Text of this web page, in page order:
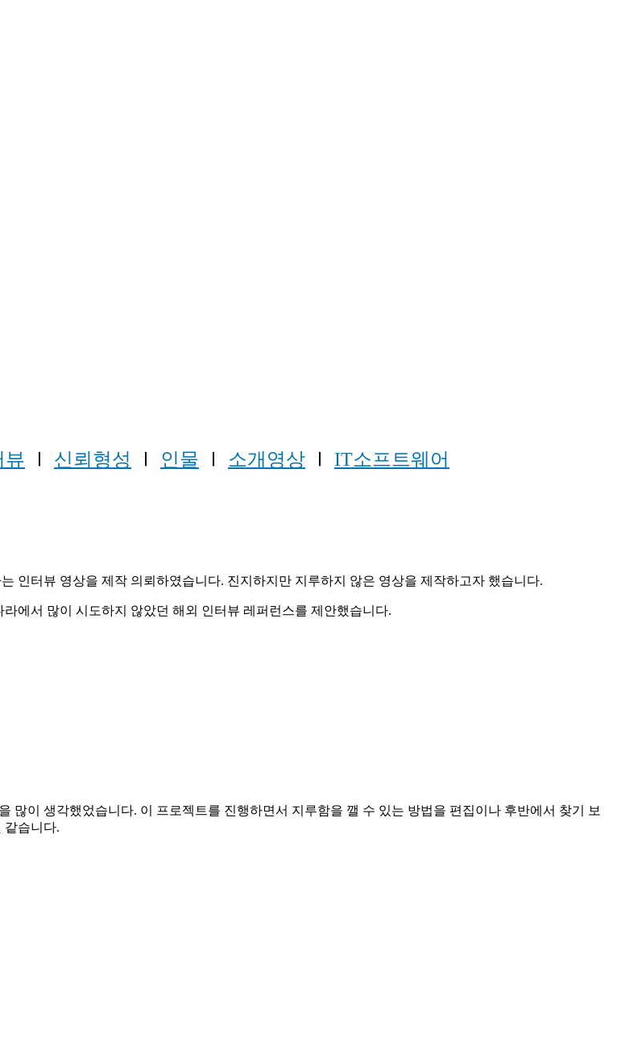
뷰 Ⅰ 신뢰형성 Ⅰ 인물 Ⅰ 소개영상 Ⅰ IT소프트웨어
인터뷰 영상을 제작 의뢰하였습니다. 진지하지만 지루하지 않은 영상을 제작하고자 했습니다.
에서 많이 시도하지 않았던 해외 인터뷰 레퍼런스를 제안했습니다.
많이 생각했었습니다. 이 프로젝트를 진행하면서 지루함을 깰 수 있는 방법을 편집이나 후반에서 찾기 보
같습니다.